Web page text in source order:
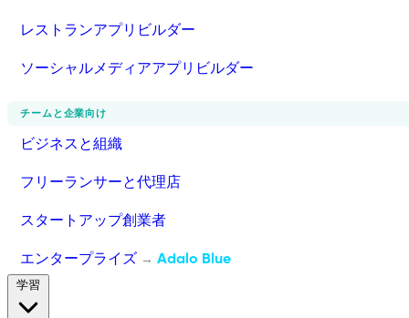
レストランアプリビルダー
ソーシャルメディアアプリビルダー
チームと企業向け
ビジネスと組織
フリーランサーと代理店
スタートアップ創業者
エンタープライズ → Adalo Blue